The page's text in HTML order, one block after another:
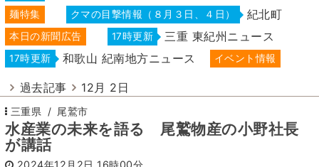
麺特集 クマの目撃情報（８月３日、４日） 紀北町
本日の新聞広告 17時更新 三重 東紀州ニュース
17時更新 和歌山 紀南地方ニュース イベント情報
過去記事 12月 2日
三重県 尾鷲市
水産業の未来を語る 尾鷲物産の小野社長
が講話
2024年12月2日 16時00分